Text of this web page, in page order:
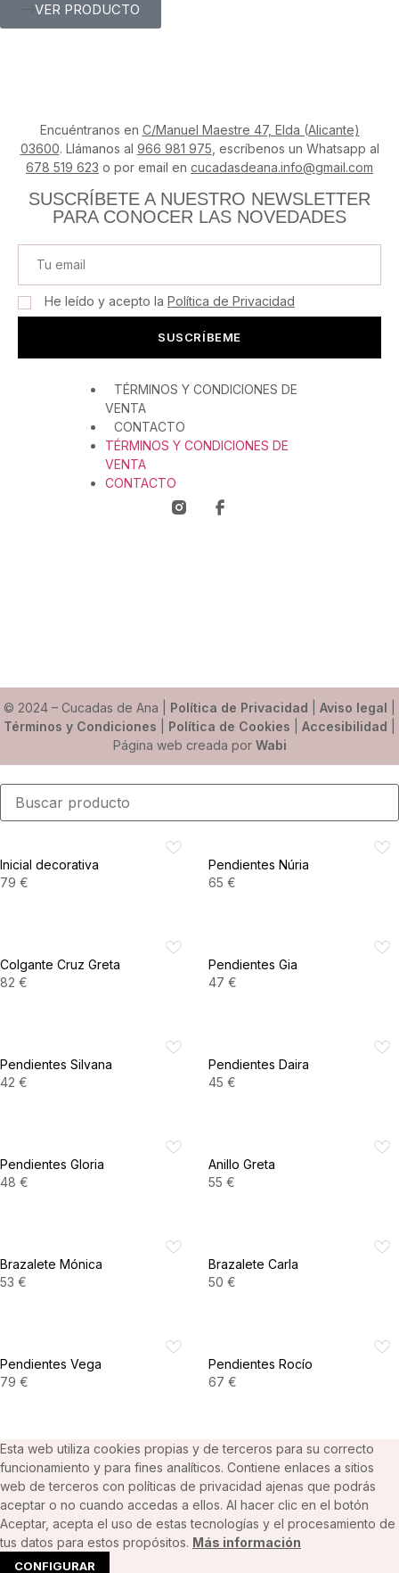
VER PRODUCTO
Encuéntranos en C/Manuel Maestre 47, Elda (Alicante)
03600. Llámanos al 966 981 975, escríbenos un Whatsapp al
678 519 623 o por email en cucadasdeana.info@gmail.com
SUSCRÍBETE A NUESTRO NEWSLETTER
PARA CONOCER LAS NOVEDADES
He leído y acepto la Política de Privacidad
SUSCRÍBEME
TÉRMINOS Y CONDICIONES DE
VENTA
CONTACTO
TÉRMINOS Y CONDICIONES DE
VENTA
CONTACTO
© 2024 – Cucadas de Ana | Política de Privacidad Aviso legal
Términos y Condiciones
Política de Cookies Accesibilidad
Página web creada por Wabi
Inicial decorativa
79 €
Pendientes Núria
65 €
Colgante Cruz Greta
82 €
Pendientes Gia
47 €
Pendientes Silvana
42 €
Pendientes Daira
45 €
Pendientes Gloria
48 €
Anillo Greta
55 €
Brazalete Mónica
53 €
Brazalete Carla
50 €
Pendientes Vega
79 €
Pendientes Rocío
67 €
Esta web utiliza cookies propias y de terceros para su correcto
funcionamiento y para fines analíticos. Contiene enlaces a sitios
web de terceros con políticas de privacidad ajenas que podrás
aceptar o no cuando accedas a ellos. Al hacer clic en el botón
Aceptar, acepta el uso de estas tecnologías y el procesamiento de
tus datos para estos propósitos. Más información
CONFIGURAR